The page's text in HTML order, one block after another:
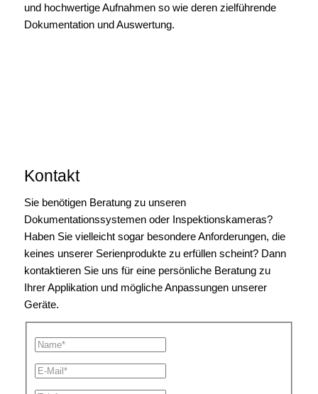
und hochwertige Aufnahmen so wie deren zielführende
Dokumentation und Auswertung.
Kontakt
Sie benötigen Beratung zu unseren
Dokumentationssystemen oder Inspektionskameras?
Haben Sie vielleicht sogar besondere Anforderungen, die
keines unserer Serienprodukte zu erfüllen scheint? Dann
kontaktieren Sie uns für eine persönliche Beratung zu
Ihrer Applikation und mögliche Anpassungen unserer
Geräte.